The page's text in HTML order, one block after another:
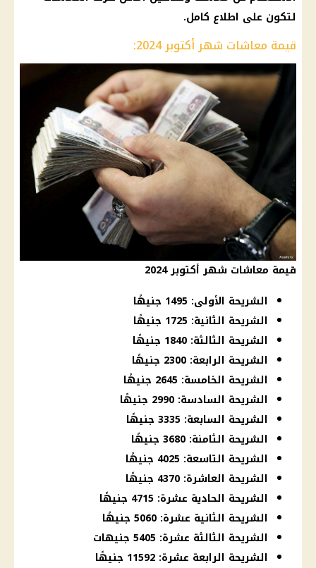
لتكون على اطلاع كامل.
قيمة معاشات شهر أكتوبر 2024:
قيمة معاشات شهر أكتوبر 2024
الشريحة الأولى: 1495 جنيهًا
الشريحة الثانية: 1725 جنيهًا
الشريحة الثالثة: 1840 جنيهًا
الشريحة الرابعة: 2300 جنيهًا
الشريحة الخامسة: 2645 جنيهًا
الشريحة السادسة: 2990 جنيهًا
الشريحة السابعة: 3335 جنيهًا
الشريحة الثامنة: 3680 جنيهًا
الشريحة التاسعة: 4025 جنيهًا
الشريحة العاشرة: 4370 جنيهًا
الشريحة الحادية عشرة: 4715 جنيهًا
الشريحة الثانية عشرة: 5060 جنيهًا
الشريحة الثالثة عشرة: 5405 جنيهات
الشريحة الرابعة عشرة: 11592 جنيهًا